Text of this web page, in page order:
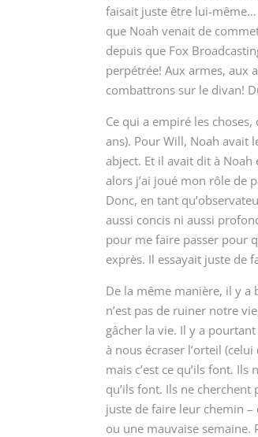
faisait juste être lui-
que Noah venait de
depuis que Fox
perpétrée! Aux armes, aux
combattrons sur le divan!
Ce qui a empiré les
ans). Pour Will, Noah avait
abject. Et il avait dit à Noah
alors j’ai joué mon rôle de
Donc, en tant
aussi concis ni aussi
pour me faire passer pour
exprès. Il essayait juste de
De la même manière, il y a
n’est pas de ruiner notre
gâcher la vie. Il y a
à nous écraser l’orteil
mais c’est ce qu’ils font.
qu’ils font. Ils ne cherchent
juste de faire leur chemin
ou une mauvaise semaine.